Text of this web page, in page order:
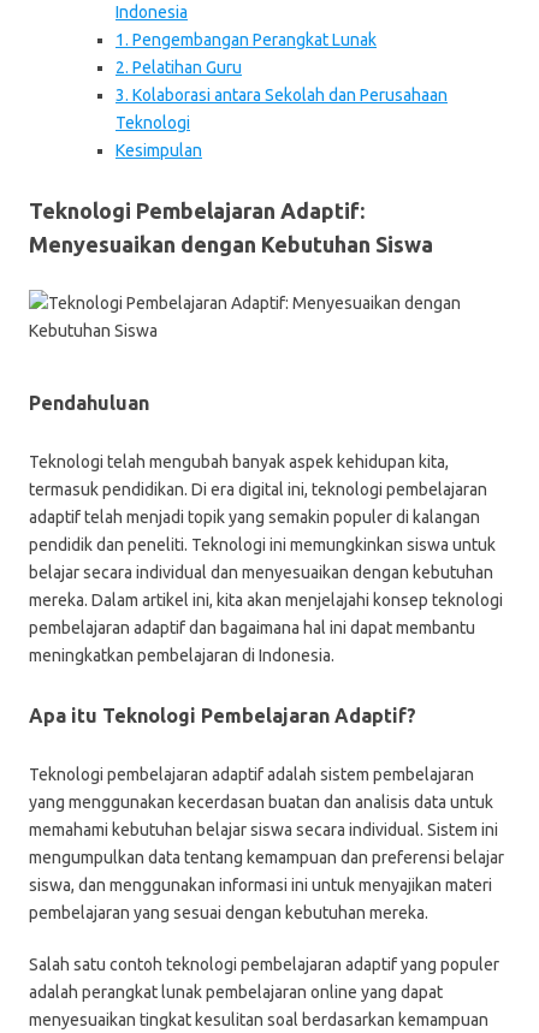
Indonesia
1. Pengembangan Perangkat Lunak
2. Pelatihan Guru
3. Kolaborasi antara Sekolah dan Perusahaan
Teknologi
Kesimpulan
Teknologi Pembelajaran Adaptif:
Menyesuaikan dengan Kebutuhan Siswa
Pendahuluan
Teknologi telah mengubah banyak aspek kehidupan kita,
termasuk pendidikan. Di era digital ini, teknologi pembelajaran
adaptif telah menjadi topik yang semakin populer di kalangan
pendidik dan peneliti. Teknologi ini memungkinkan siswa untuk
belajar secara individual dan menyesuaikan dengan kebutuhan
mereka. Dalam artikel ini, kita akan menjelajahi konsep teknologi
pembelajaran adaptif dan bagaimana hal ini dapat membantu
meningkatkan pembelajaran di Indonesia.
Apa itu Teknologi Pembelajaran Adaptif?
Teknologi pembelajaran adaptif adalah sistem pembelajaran
yang menggunakan kecerdasan buatan dan analisis data untuk
memahami kebutuhan belajar siswa secara individual. Sistem ini
mengumpulkan data tentang kemampuan dan preferensi belajar
siswa, dan menggunakan informasi ini untuk menyajikan materi
pembelajaran yang sesuai dengan kebutuhan mereka.
Salah satu contoh teknologi pembelajaran adaptif yang populer
adalah perangkat lunak pembelajaran online yang dapat
menyesuaikan tingkat kesulitan soal berdasarkan kemampuan